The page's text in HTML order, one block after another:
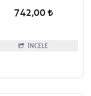
742,00
İNCELE